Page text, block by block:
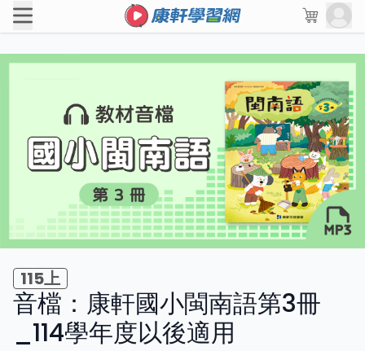
115上
音檔：康軒國小閩南語第3冊
_114學年度以後適用